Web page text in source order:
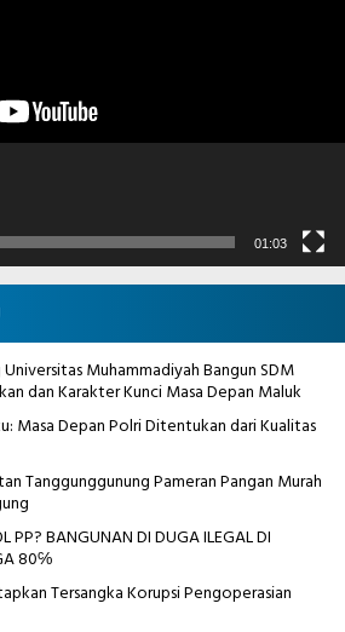
01:03
Muhammadiyah Bangun SDM
dan Karakter Kunci Masa Depan Maluk
Masa Depan Polri Ditentukan dari Kualitas
Tanggunggunung Pameran Pangan Murah
PP? BANGUNAN DI DUGA ILEGAL DI
80℅
Tersangka Korupsi Pengoperasian